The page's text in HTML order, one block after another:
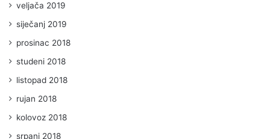
veljača 2019
siječanj 2019
prosinac 2018
studeni 2018
listopad 2018
rujan 2018
kolovoz 2018
srpanj 2018